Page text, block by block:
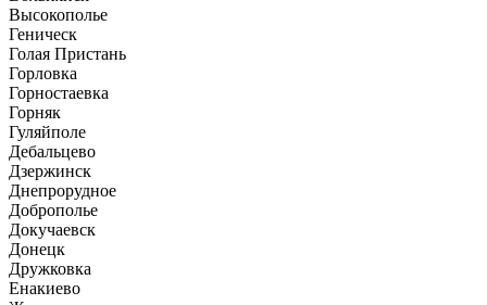
Высокополье
Геническ
Голая Пристань
Горловка
Горностаевка
Горняк
Гуляйполе
Дебальцево
Дзержинск
Днепрорудное
Доброполье
Докучаевск
Донецк
Дружковка
Енакиево